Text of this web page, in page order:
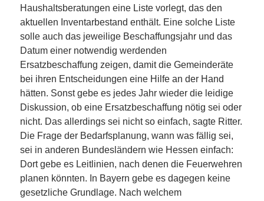
Haushaltsberatungen eine Liste vorlegt, das den
aktuellen Inventarbestand enthält. Eine solche Liste
solle auch das jeweilige Beschaffungsjahr und das
Datum einer notwendig werdenden
Ersatzbeschaffung zeigen, damit die Gemeinderäte
bei ihren Entscheidungen eine Hilfe an der Hand
hätten. Sonst gebe es jedes Jahr wieder die leidige
Diskussion, ob eine Ersatzbeschaffung nötig sei oder
nicht. Das allerdings sei nicht so einfach, sagte Ritter.
Die Frage der Bedarfsplanung, wann was fällig sei,
sei in anderen Bundesländern wie Hessen einfach:
Dort gebe es Leitlinien, nach denen die Feuerwehren
planen könnten. In Bayern gebe es dagegen keine
gesetzliche Grundlage. Nach welchem